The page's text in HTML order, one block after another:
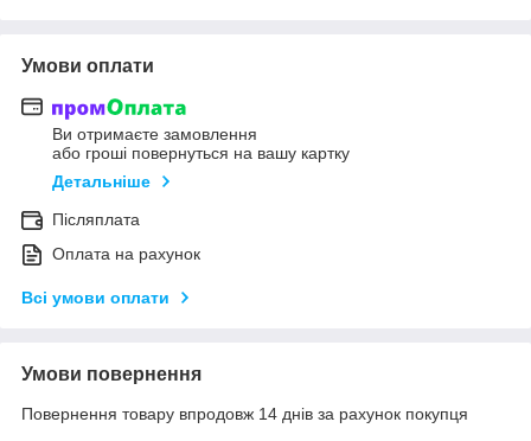
Умови оплати
Ви отримаєте замовлення
або гроші повернуться на вашу картку
Детальніше
Післяплата
Оплата на рахунок
Всі умови оплати
Умови повернення
Повернення товару впродовж 14 днів за рахунок покупця